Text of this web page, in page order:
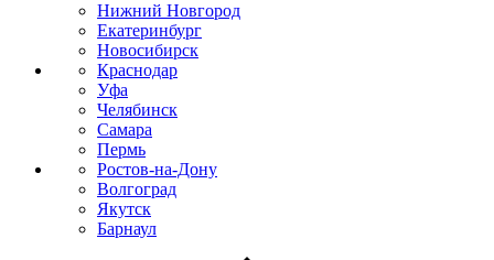
Нижний Новгород
Екатеринбург
Новосибирск
Краснодар
Уфа
Челябинск
Самара
Пермь
Ростов-на-Дону
Волгоград
Якутск
Барнаул